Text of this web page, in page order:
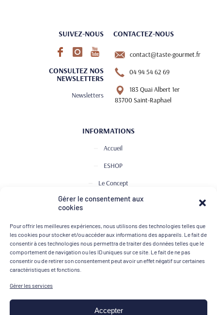
Gérer le consentement aux
cookies
Pour offrir les meilleures expériences, nous utilisons des technologies telles que
les cookies pour stocker et/ou accéder aux informations des appareils. Le fait de
consentir à ces technologies nous permettra de traiter des données telles que le
comportement de navigation ou les ID uniques sur ce site. Le fait de ne pas
consentir ou de retirer son consentement peut avoir un effet négatif sur certaines
caractéristiques et fonctions.
Gérer les services
Accepter
SUIVEZ-NOUS
CONSULTEZ NOS
NEWSLETTERS
Newsletters
CONTACTEZ-NOUS
contact@taste-gourmet.fr
04 94 54 62 69
183 Quai Albert 1er
83700 Saint-Raphael
INFORMATIONS
Accueil
ESHOP
Le Concept
Club de Dégustation
Contact
MOYENS DE PAIEMENT